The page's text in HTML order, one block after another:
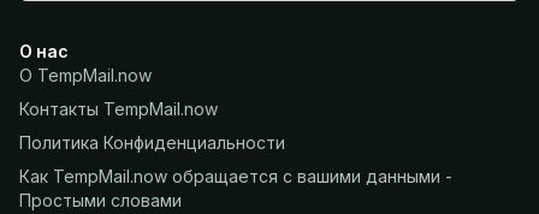
О нас
О TempMail.now
Контакты TempMail.now
Политика Конфиденциальности
Как TempMail.now обращается с вашими данными -
Простыми словами